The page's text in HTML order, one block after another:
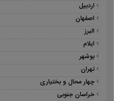
اردبیل
اصفهان
البرز
ایلام
بوشهر
تهران
چهار محال و بختیاری
خراسان جنوبی